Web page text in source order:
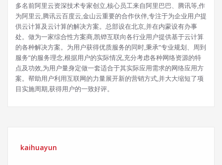
多名前阿里云资深技术专家创立,核心员工来自阿里巴巴、腾讯等,作
为阿里云,腾讯云百度云,金山云重要的合作伙伴,专注于为企业用户提
供云计算及云计算的解决方案。总部设在北京,并在内蒙设有办事
处。做为一家综合性方案商,凯铧互联向各行业用户提供基于云计算
的各种解决方案。为用户获得优质服务的同时,秉承”专业规划、周到
服务”的服务理念,根据用户的实际情况,充分考虑各种网络资源的特
点及功效,为用户量身定做一套适合于其实际应用需求的网络应用方
案。帮助用户利用互联网的力量展开新的营销方式,并大大缩短了项
目实施周期,获得用户的一致好评。
kaihuayun